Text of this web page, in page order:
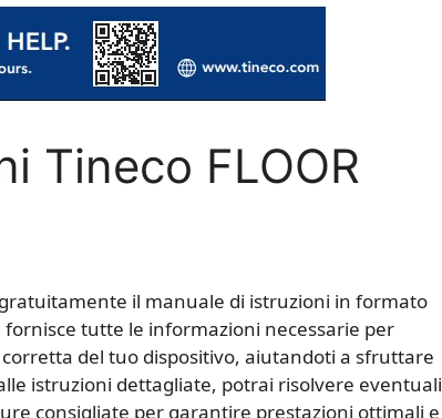
Tineco FLOOR
il manuale di istruzioni in formato
fornisce tutte le informazioni necessarie per
corretta del tuo dispositivo, aiutandoti a sfruttare
istruzioni dettagliate, potrai risolvere eventuali
consigliate per garantire prestazioni ottimali e